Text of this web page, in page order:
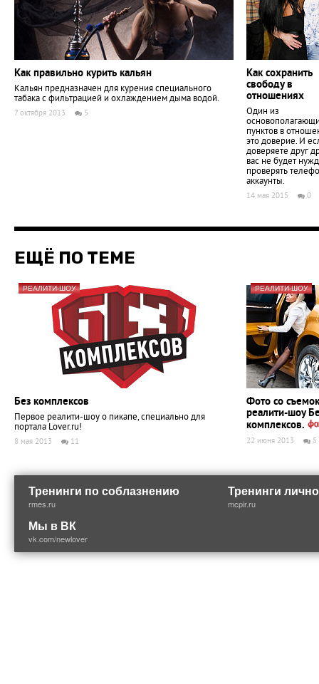
Как правильно курить кальян
Кальян предназначен для курения специального
табака с фильтрацией и охлаждением дыма водой.
7 октября 2013 5
Как сохранить
свободу в
отношениях
Один из
пунктов в
это доверие. И
доверяете друг
вас не будет
проверять
аккаунты.
14 мая 2015 0
ЕЩЁ ПО ТЕМЕ
РЕАЛИТИ-ШОУ
Без комплексов
Первое реалити-шоу о пикапе, специально для
портала Lover.ru!
8 мая 2013 11
РЕАЛИТИ-ШОУ
Фото со съемок
реалити-шоу
комплексов.
22 июня 2013 5
Тренинги по соблазнению
rmes.ru
Тренинги
mcpir.ru
Мы в ВК
vk.com/newlover